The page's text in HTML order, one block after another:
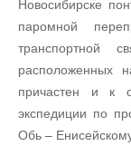
паромной
транспортной
расположенных
причастен и к
экспедиции по
Обь –